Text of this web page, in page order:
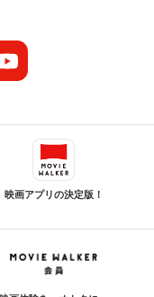
映画アプリの決定版！